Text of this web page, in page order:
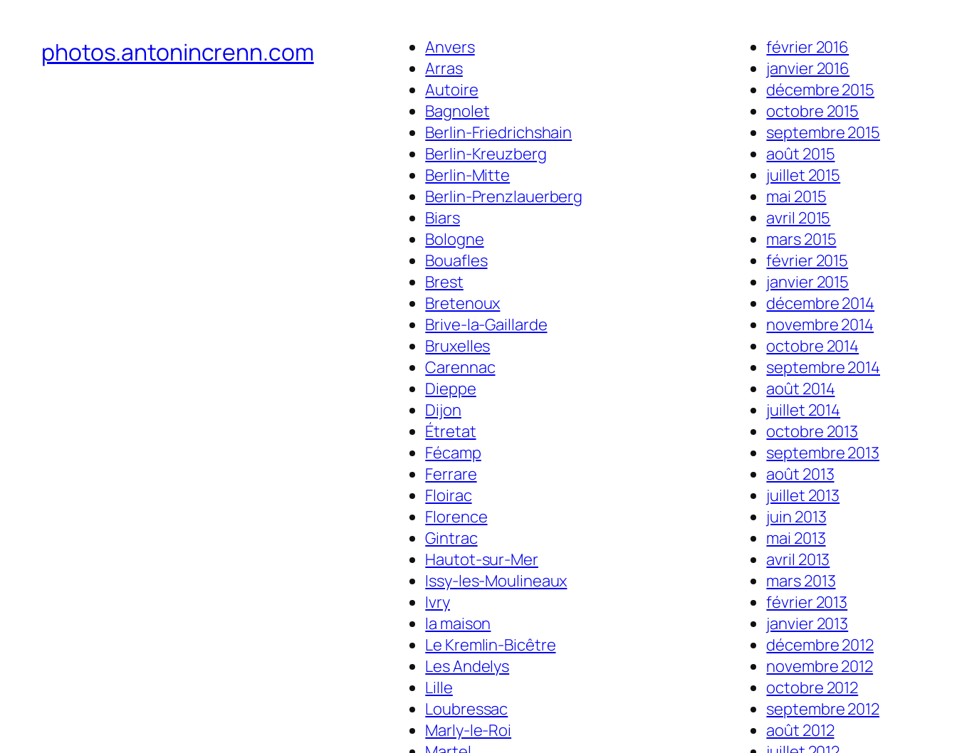
photos.antonincrenn.com
Anvers
Arras
Autoire
Bagnolet
Berlin-Friedrichshain
Berlin-Kreuzberg
Berlin-Mitte
Berlin-Prenzlauerberg
Biars
Bologne
Bouafles
Brest
Bretenoux
Brive-la-Gaillarde
Bruxelles
Carennac
Dieppe
Dijon
Étretat
Fécamp
Ferrare
Floirac
Florence
Gintrac
Hautot-sur-Mer
Issy-les-Moulineaux
Ivry
la maison
Le Kremlin-Bicêtre
Les Andelys
Lille
Loubressac
Marly-le-Roi
février 2016
janvier 2016
décembre 2015
octobre 2015
septembre 2015
août 2015
juillet 2015
mai 2015
avril 2015
mars 2015
février 2015
janvier 2015
décembre 2014
novembre 2014
octobre 2014
septembre 2014
août 2014
juillet 2014
octobre 2013
septembre 2013
août 2013
juillet 2013
juin 2013
mai 2013
avril 2013
mars 2013
février 2013
janvier 2013
décembre 2012
novembre 2012
octobre 2012
septembre 2012
août 2012